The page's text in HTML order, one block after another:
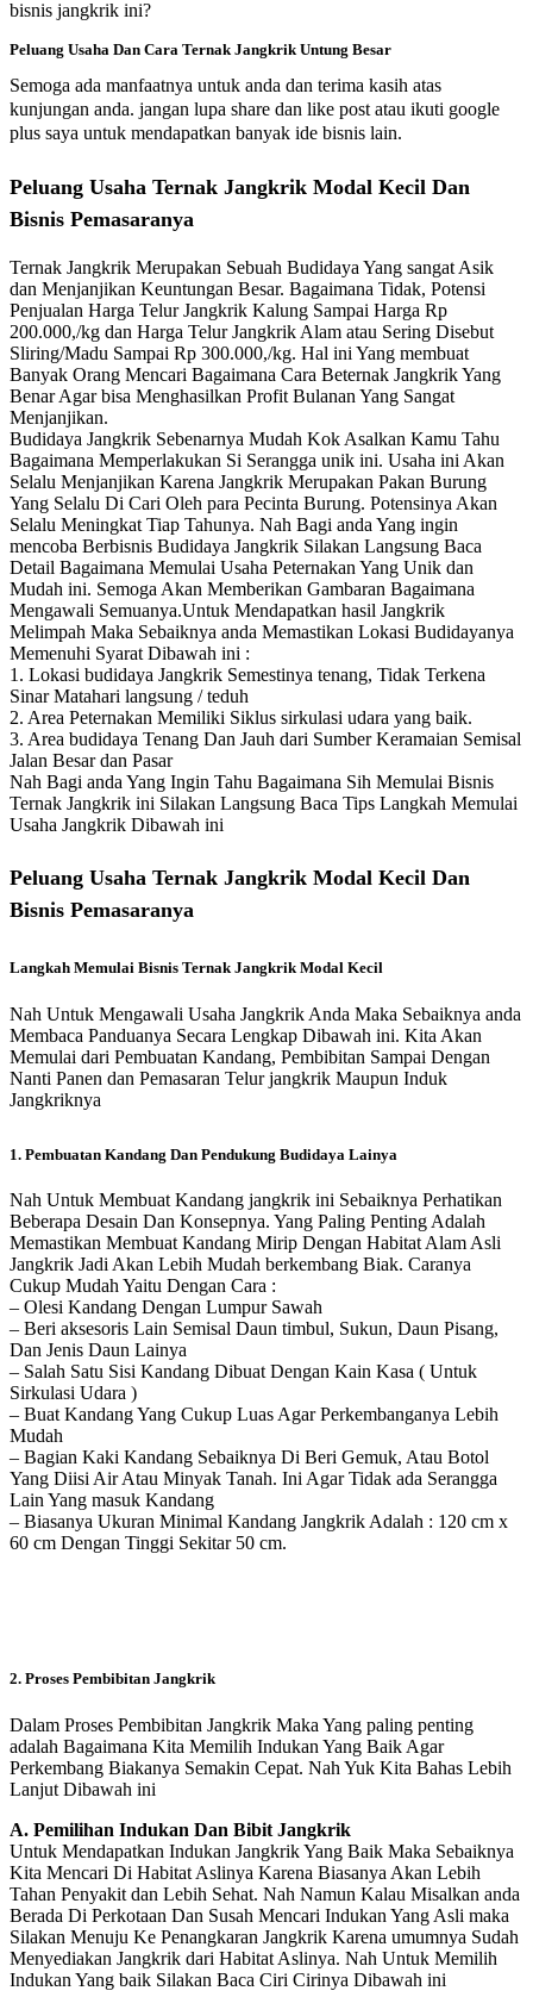
bisnis jangkrik ini?
Peluang Usaha Dan Cara Ternak Jangkrik Untung Besar
Semoga ada manfaatnya untuk anda dan terima kasih atas
kunjungan anda. jangan lupa share dan like post atau ikuti google
plus saya untuk mendapatkan banyak ide bisnis lain.
Peluang Usaha Ternak Jangkrik Modal Kecil Dan
Bisnis Pemasaranya
Ternak Jangkrik Merupakan Sebuah Budidaya Yang sangat Asik
dan Menjanjikan Keuntungan Besar. Bagaimana Tidak, Potensi
Penjualan Harga Telur Jangkrik Kalung Sampai Harga Rp
200.000,/kg dan Harga Telur Jangkrik Alam atau Sering Disebut
Sliring/Madu Sampai Rp 300.000,/kg. Hal ini Yang membuat
Banyak Orang Mencari Bagaimana Cara Beternak Jangkrik Yang
Benar Agar bisa Menghasilkan Profit Bulanan Yang Sangat
Menjanjikan.
Budidaya Jangkrik Sebenarnya Mudah Kok Asalkan Kamu Tahu
Bagaimana Memperlakukan Si Serangga unik ini. Usaha ini Akan
Selalu Menjanjikan Karena Jangkrik Merupakan Pakan Burung
Yang Selalu Di Cari Oleh para Pecinta Burung. Potensinya Akan
Selalu Meningkat Tiap Tahunya. Nah Bagi anda Yang ingin
mencoba Berbisnis Budidaya Jangkrik Silakan Langsung Baca
Detail Bagaimana Memulai Usaha Peternakan Yang Unik dan
Mudah ini. Semoga Akan Memberikan Gambaran Bagaimana
Mengawali Semuanya.Untuk Mendapatkan hasil Jangkrik
Melimpah Maka Sebaiknya anda Memastikan Lokasi Budidayanya
Memenuhi Syarat Dibawah ini :
1. Lokasi budidaya Jangkrik Semestinya tenang, Tidak Terkena
Sinar Matahari langsung / teduh
2. Area Peternakan Memiliki Siklus sirkulasi udara yang baik.
3. Area budidaya Tenang Dan Jauh dari Sumber Keramaian Semisal
Jalan Besar dan Pasar
Nah Bagi anda Yang Ingin Tahu Bagaimana Sih Memulai Bisnis
Ternak Jangkrik ini Silakan Langsung Baca Tips Langkah Memulai
Usaha Jangkrik Dibawah ini
Peluang Usaha Ternak Jangkrik Modal Kecil Dan
Bisnis Pemasaranya
Langkah Memulai Bisnis Ternak Jangkrik Modal Kecil
Nah Untuk Mengawali Usaha Jangkrik Anda Maka Sebaiknya anda
Membaca Panduanya Secara Lengkap Dibawah ini. Kita Akan
Memulai dari Pembuatan Kandang, Pembibitan Sampai Dengan
Nanti Panen dan Pemasaran Telur jangkrik Maupun Induk
Jangkriknya
1. Pembuatan Kandang Dan Pendukung Budidaya Lainya
Nah Untuk Membuat Kandang jangkrik ini Sebaiknya Perhatikan
Beberapa Desain Dan Konsepnya. Yang Paling Penting Adalah
Memastikan Membuat Kandang Mirip Dengan Habitat Alam Asli
Jangkrik Jadi Akan Lebih Mudah berkembang Biak. Caranya
Cukup Mudah Yaitu Dengan Cara :
– Olesi Kandang Dengan Lumpur Sawah
– Beri aksesoris Lain Semisal Daun timbul, Sukun, Daun Pisang,
Dan Jenis Daun Lainya
– Salah Satu Sisi Kandang Dibuat Dengan Kain Kasa ( Untuk
Sirkulasi Udara )
– Buat Kandang Yang Cukup Luas Agar Perkembanganya Lebih
Mudah
– Bagian Kaki Kandang Sebaiknya Di Beri Gemuk, Atau Botol
Yang Diisi Air Atau Minyak Tanah. Ini Agar Tidak ada Serangga
Lain Yang masuk Kandang
– Biasanya Ukuran Minimal Kandang Jangkrik Adalah : 120 cm x
60 cm Dengan Tinggi Sekitar 50 cm.
2. Proses Pembibitan Jangkrik
Dalam Proses Pembibitan Jangkrik Maka Yang paling penting
adalah Bagaimana Kita Memilih Indukan Yang Baik Agar
Perkembang Biakanya Semakin Cepat. Nah Yuk Kita Bahas Lebih
Lanjut Dibawah ini
A. Pemilihan Indukan Dan Bibit Jangkrik
Untuk Mendapatkan Indukan Jangkrik Yang Baik Maka Sebaiknya
Kita Mencari Di Habitat Aslinya Karena Biasanya Akan Lebih
Tahan Penyakit dan Lebih Sehat. Nah Namun Kalau Misalkan anda
Berada Di Perkotaan Dan Susah Mencari Indukan Yang Asli maka
Silakan Menuju Ke Penangkaran Jangkrik Karena umumnya Sudah
Menyediakan Jangkrik dari Habitat Aslinya. Nah Untuk Memilih
Indukan Yang baik Silakan Baca Ciri Cirinya Dibawah ini